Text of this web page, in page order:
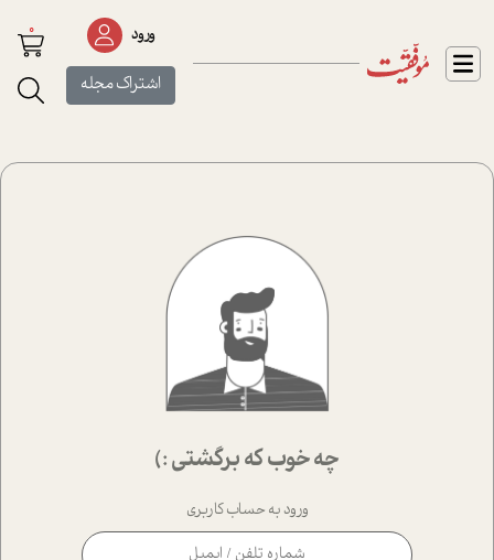
ورود
اشتراک مجله
0
چه خوب که برگشتی :)
ورود به حساب کاربری